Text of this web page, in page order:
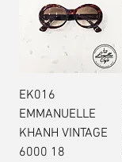
EK016
EMMANUELLE
KHANH VINTAGE
6000 18